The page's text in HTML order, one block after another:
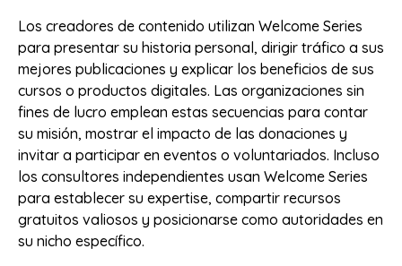
Los creadores de contenido utilizan Welcome Series
para presentar su historia personal, dirigir tráfico a sus
mejores publicaciones y explicar los beneficios de sus
cursos o productos digitales. Las organizaciones sin
fines de lucro emplean estas secuencias para contar
su misión, mostrar el impacto de las donaciones y
invitar a participar en eventos o voluntariados. Incluso
los consultores independientes usan Welcome Series
para establecer su expertise, compartir recursos
gratuitos valiosos y posicionarse como autoridades en
su nicho específico.